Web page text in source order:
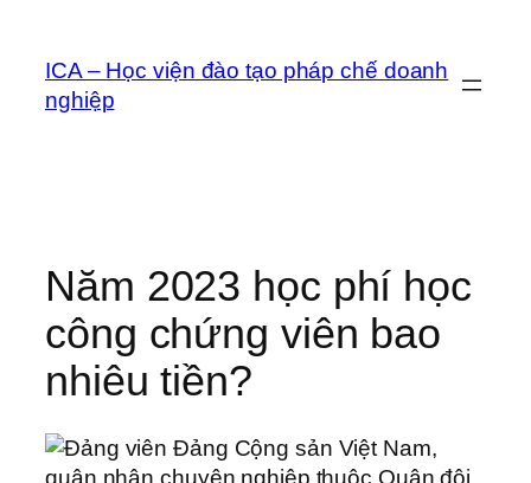
phầnICA – Học viện đào tạo pháp chế doanh
nghiệp
Năm 2023 học phí học
công chứng viên bao
nhiêu tiền?